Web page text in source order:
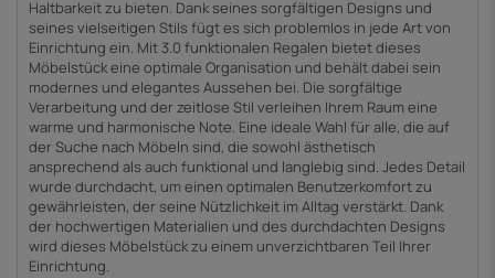
Haltbarkeit zu bieten. Dank seines sorgfältigen Designs und
seines vielseitigen Stils fügt es sich problemlos in jede Art von
Einrichtung ein. Mit 3.0 funktionalen Regalen bietet dieses
Möbelstück eine optimale Organisation und behält dabei sein
modernes und elegantes Aussehen bei. Die sorgfältige
Verarbeitung und der zeitlose Stil verleihen Ihrem Raum eine
warme und harmonische Note. Eine ideale Wahl für alle, die auf
der Suche nach Möbeln sind, die sowohl ästhetisch
ansprechend als auch funktional und langlebig sind. Jedes Detail
wurde durchdacht, um einen optimalen Benutzerkomfort zu
gewährleisten, der seine Nützlichkeit im Alltag verstärkt. Dank
der hochwertigen Materialien und des durchdachten Designs
wird dieses Möbelstück zu einem unverzichtbaren Teil Ihrer
Einrichtung.